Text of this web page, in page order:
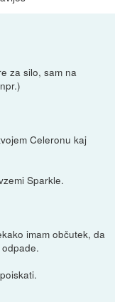
za silo, sam na
Celeronu kaj
Sparkle.
imam občutek, da